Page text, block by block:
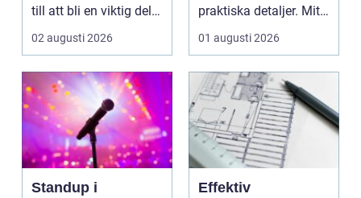
till att bli en viktig del
av om...
02 augusti 2026
praktiska detaljer. Mitt
i allt hamnar
flyttstädn...
01 augusti 2026
Standup i
Effektiv